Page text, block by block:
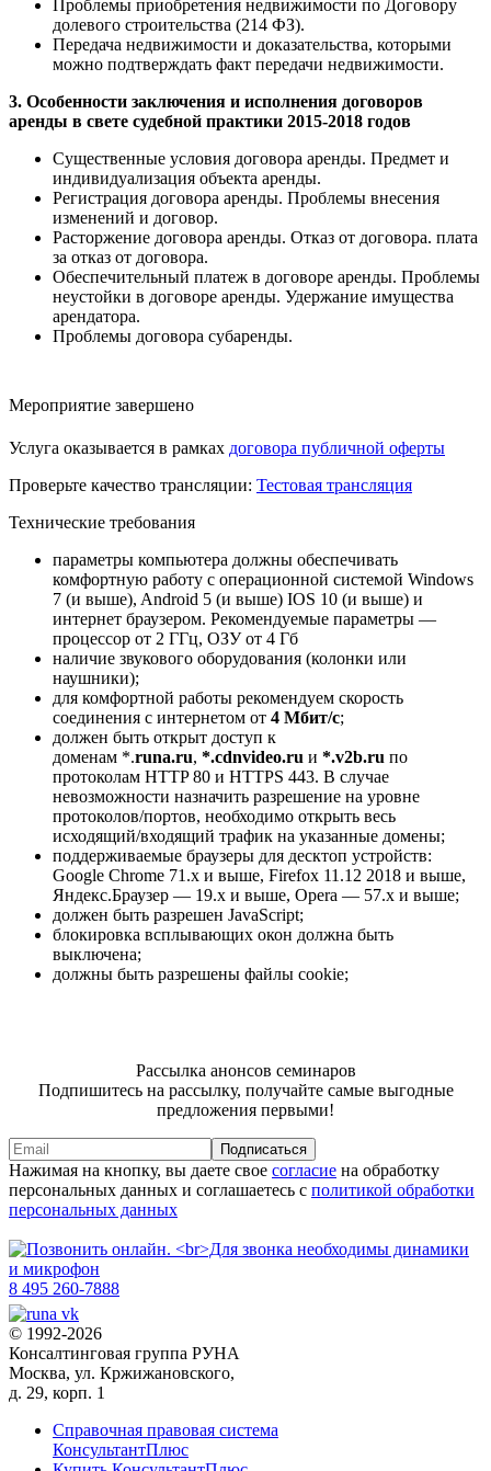
Проблемы приобретения недвижимости по Договору
долевого строительства (214 ФЗ).
Передача недвижимости и доказательства, которыми
можно подтверждать факт передачи недвижимости.
3. Особенности заключения и исполнения договоров
аренды в свете судебной практики 2015-2018 годов
Существенные условия договора аренды. Предмет и
индивидуализация объекта аренды.
Регистрация договора аренды. Проблемы внесения
изменений и договор.
Расторжение договора аренды. Отказ от договора. плата
за отказ от договора.
Обеспечительный платеж в договоре аренды. Проблемы
неустойки в договоре аренды. Удержание имущества
арендатора.
Проблемы договора субаренды.
Мероприятие завершено
Услуга оказывается в рамках договора публичной оферты
Проверьте качество трансляции: Тестовая трансляция
Технические требования
параметры компьютера должны обеспечивать
комфортную работу с операционной системой Windows
7 (и выше), Android 5 (и выше) IOS 10 (и выше) и
интернет браузером. Рекомендуемые параметры —
процессор от 2 ГГц, ОЗУ от 4 Гб
наличие звукового оборудования (колонки или
наушники);
для комфортной работы рекомендуем скорость
соединения с интернетом от 4 Мбит/с;
должен быть открыт доступ к
доменам *.runa.ru, *.cdnvideo.ru и *.v2b.ru по
протоколам HTTP 80 и HTTPS 443. В случае
невозможности назначить разрешение на уровне
протоколов/портов, необходимо открыть весь
исходящий/входящий трафик на указанные домены;
поддерживаемые браузеры для десктоп устройств:
Google Chrome 71.x и выше, Firefox 11.12 2018 и выше,
Яндекс.Браузер — 19.x и выше, Opera — 57.x и выше;
должен быть разрешен JavaScript;
блокировка всплывающих окон должна быть
выключена;
должны быть разрешены файлы cookie;
Рассылка анонсов семинаров
Подпишитесь на рассылку, получайте самые выгодные
предложения первыми!
Подписаться
Нажимая на кнопку, вы даете свое согласие на обработку
персональных данных и соглашаетесь с политикой обработки
персональных данных
8 495 260-7888
© 1992-2026
Консалтинговая группа РУНА
Москва, ул. Кржижановского,
д. 29, корп. 1
Справочная правовая система
КонсультантПлюс